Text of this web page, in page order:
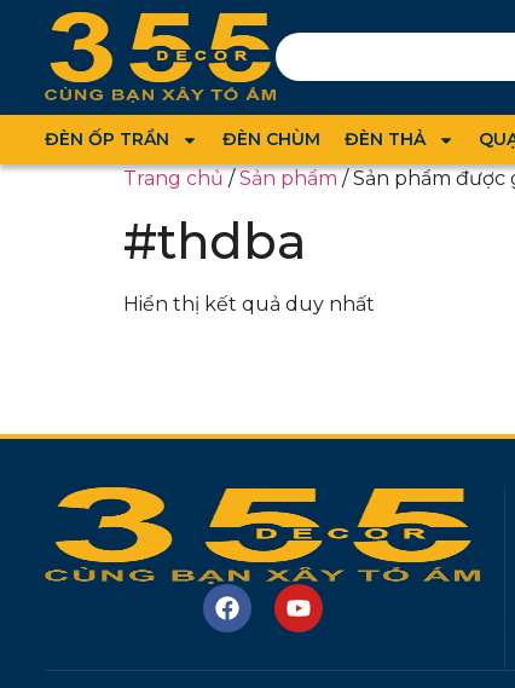
ĐÈN ỐP TRẦN ĐÈN CHÙM ĐÈN THẢ
Trang chủ/Sản phẩm/ Sản phẩm được
#thdba
Hiển thị kết quả duy nhất